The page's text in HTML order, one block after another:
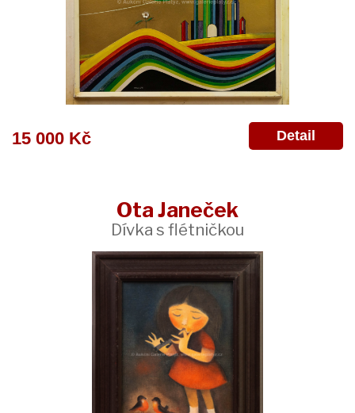
15 000 Kč Detail
Ota Janeček
Dívka s flétničkou